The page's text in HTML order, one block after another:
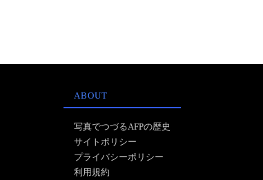
ABOUT
写真でつづるAFPの歴史
サイトポリシー
プライバシーポリシー
利用規約